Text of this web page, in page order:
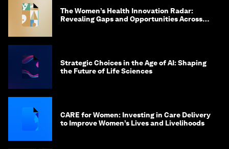
The Women’s Health Innovation Radar:
Revealing Gaps and Opportunities Across
Strategic Choices in the Age of AI: Shaping
the Future of Life Sciences
CARE for Women: Investing in Care Delivery
to Improve Women’s Lives and Livelihoods